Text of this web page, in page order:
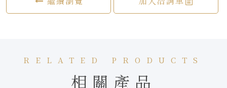
RELATED PRODUCTS
相關產品